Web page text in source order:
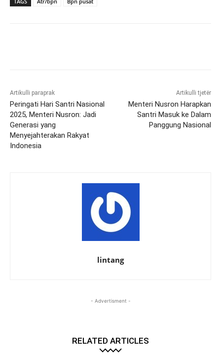
Artikulli paraprak
Peringati Hari Santri Nasional
2025, Menteri Nusron: Jadi
Generasi yang
Menyejahterakan Rakyat
Indonesia
Artikulli tjetër
Menteri Nusron Harapkan
Santri Masuk ke Dalam
Panggung Nasional
lintang
- Advertisment -
RELATED ARTICLES